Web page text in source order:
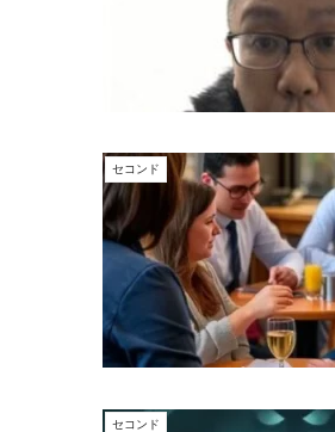
セコンド
セコンド